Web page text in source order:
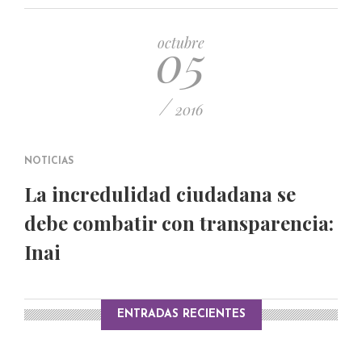
octubre
05
/ 2016
NOTICIAS
La incredulidad ciudadana se
debe combatir con transparencia:
Inai
ENTRADAS RECIENTES